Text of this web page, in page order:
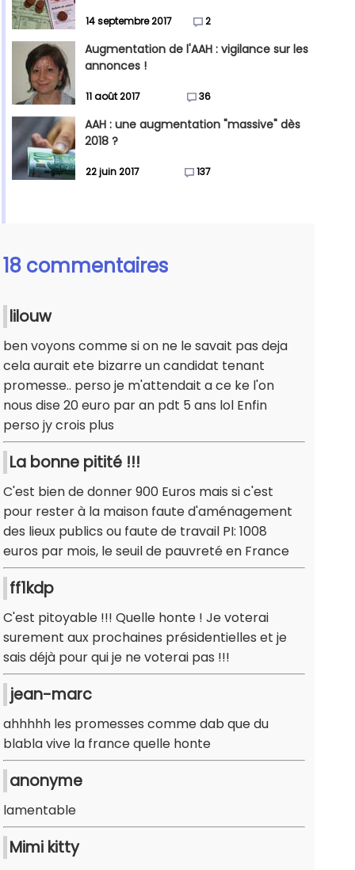
14 septembre 2017 2
Augmentation de l'AAH : vigilance sur les
annonces !
11 août 2017 36
AAH : une augmentation "massive" dès
2018 ?
22 juin 2017 137
18 commentaires
lilouw
ben voyons comme si on ne le savait pas deja
cela aurait ete bizarre un candidat tenant
promesse.. perso je m'attendait a ce ke l'on
nous dise 20 euro par an pdt 5 ans lol Enfin
perso jy crois plus
La bonne pitité !!!
C'est bien de donner 900 Euros mais si c'est
pour rester à la maison faute d'aménagement
des lieux publics ou faute de travail PI: 1008
euros par mois, le seuil de pauvreté en France
ff1kdp
C'est pitoyable !!! Quelle honte ! Je voterai
surement aux prochaines présidentielles et je
sais déjà pour qui je ne voterai pas !!!
jean-marc
ahhhhh les promesses comme dab que du
blabla vive la france quelle honte
anonyme
lamentable
Mimi kitty